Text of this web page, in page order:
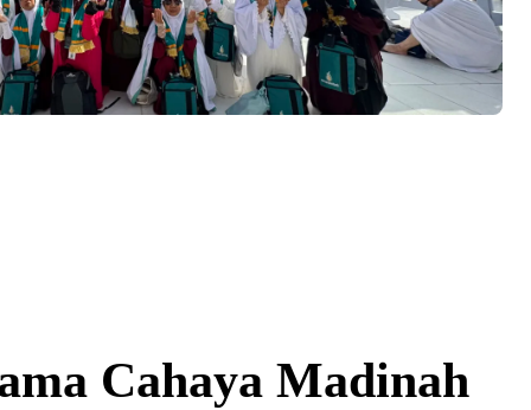
Cahaya Madinah